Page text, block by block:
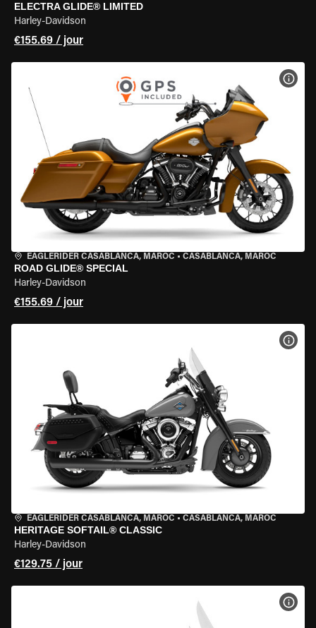
ELECTRA GLIDE® LIMITED
Harley-Davidson
€155.69 / jour
EAGLERIDER CASABLANCA, MAROC • CASABLANCA, MAROC
ROAD GLIDE® SPECIAL
Harley-Davidson
€155.69 / jour
EAGLERIDER CASABLANCA, MAROC • CASABLANCA, MAROC
HERITAGE SOFTAIL® CLASSIC
Harley-Davidson
€129.75 / jour